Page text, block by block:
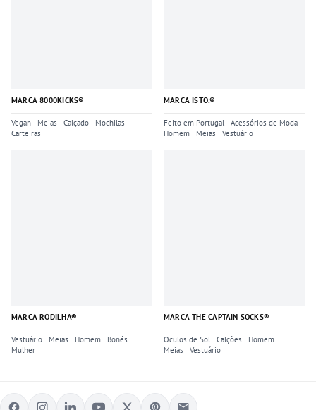
MARCA 8000KICKS®
Vegan Meias Calçado
Mochilas
Carteiras
MARCA ISTO.®
Feito em Portugal
Acessórios de Moda
Homem
Meias Vestuário
MARCA RODILHA®
Vestuário Meias Homem
Bonés
Mulher
MARCA THE CAPTAIN SOCKS®
Oculos de Sol Calções
Homem
Meias
Vestuário